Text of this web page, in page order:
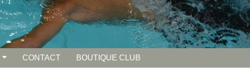
CONTACT BOUTIQUE CLUB